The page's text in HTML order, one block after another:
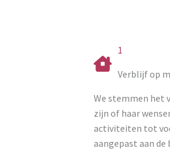
1
Verblijf op
We stemmen het
zijn of haar
activiteiten tot
aangepast aan de